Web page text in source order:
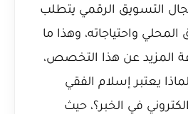
التسويق الرقمي يتطلب
واحتياجاته، وهذا ما
المزيد عن هذا التخصص،
لماذا يعتبر إسلام الفقي
في الخبر؟، حيث